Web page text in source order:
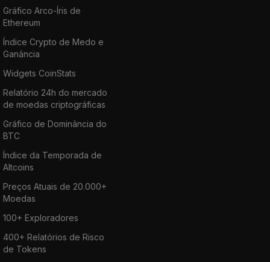
Gráfico Arco-Íris de
Ethereum
Índice Crypto de Medo e
Ganância
Widgets CoinStats
Relatório 24h do mercado
de moedas criptográficas
Gráfico de Dominância do
BTC
Índice da Temporada de
Altcoins
Preços Atuais de 20.000+
Moedas
100+ Exploradores
400+ Relatórios de Risco
de Tokens